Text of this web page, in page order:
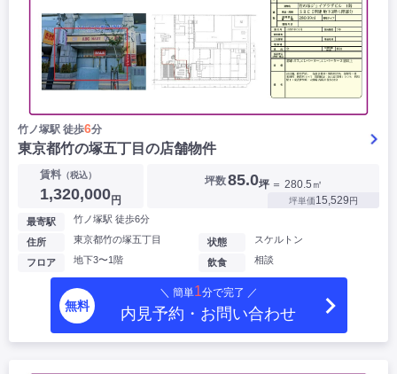
竹ノ塚駅 徒歩6分
東京都竹の塚五丁目の店舗物件
賃料 （税込）
1,320,000円
坪数85.0坪 ＝ 280.5㎡
坪単価15,529円
最寄駅 竹ノ塚駅 徒歩6分
住所 東京都竹の塚五丁目
フロア 地下3〜1階
状態 スケルトン
飲食 相談
無料
＼ 簡単1分で完了 ／
内見予約・お問い合わせ